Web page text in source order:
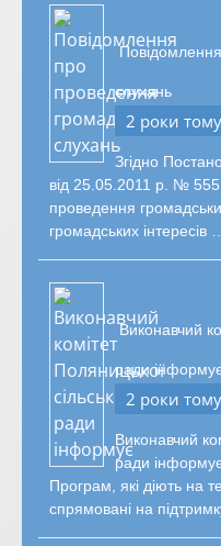
слухань
2 роки тому
Згідно
від 25.05.2011 р. №
проведення
громадських інтересів …
Виконавчий
ради
2 роки тому
Виконавчий
ради
Програм, які діють на
спрямовані на